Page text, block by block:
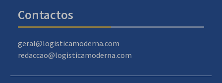
Contactos
geral@logisticamoderna.com
redaccao@logisticamoderna.com